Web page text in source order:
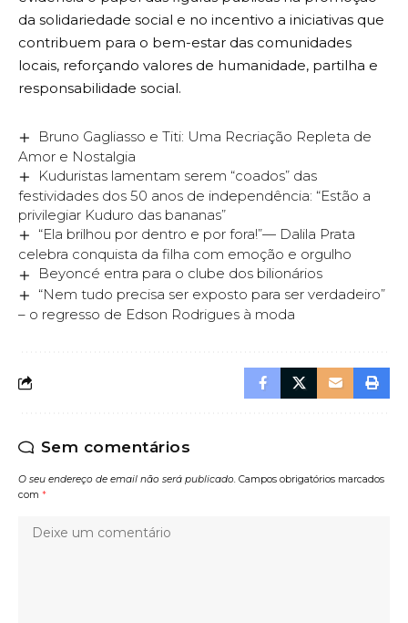
da solidariedade social e no incentivo a iniciativas que
contribuem para o bem-estar das comunidades
locais, reforçando valores de humanidade, partilha e
responsabilidade social.
Bruno Gagliasso e Titi: Uma Recriação Repleta de
Amor e Nostalgia
Kuduristas lamentam serem “coados” das
festividades dos 50 anos de independência: “Estão a
privilegiar Kuduro das bananas”
“Ela brilhou por dentro e por fora!”— Dalila Prata
celebra conquista da filha com emoção e orgulho
Beyoncé entra para o clube dos bilionários
“Nem tudo precisa ser exposto para ser verdadeiro”
– o regresso de Edson Rodrigues à moda
Sem comentários
O seu endereço de email não será publicado. Campos obrigatórios marcados
com *